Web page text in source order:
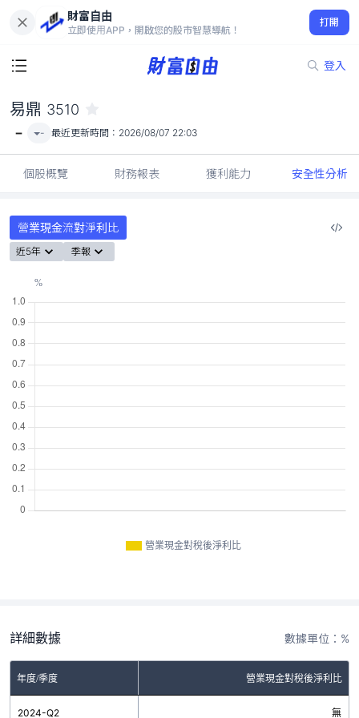
財富自由
立即使用APP，開啟您的股市智慧導航！
打開
登入
-
易鼎 3510
- - 最近更新時間： 2026/08/07 22:03
個股概覽 財務報表 獲利能力 安全性分析
營業現金流對淨利比
近5年 季報
營業現金對稅後淨利比
詳細數據 數據單位：%
年度/季度 營業現金對稅後淨利比
2024-Q2 無